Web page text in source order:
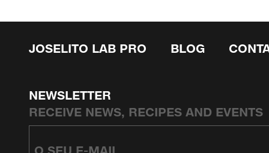
JOSELITO LAB PRO BLOG
NEWSLETTER
RECEIVE NEWS, RECIPES AND EVENTS